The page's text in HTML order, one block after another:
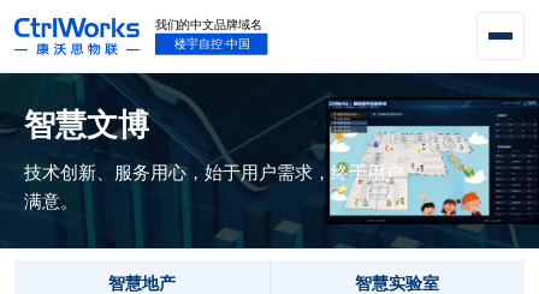
智慧文博
技术创新、服务用心，始于用户需求，终于用户
满意。
智慧地产 智慧实验室